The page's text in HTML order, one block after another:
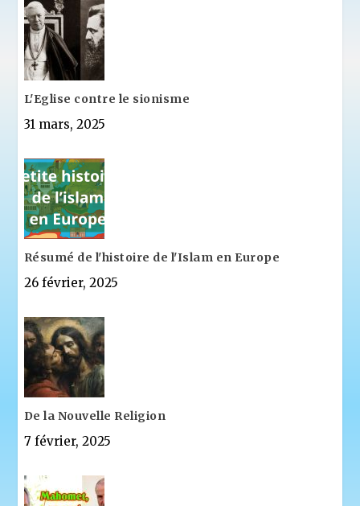
L'Eglise contre le sionisme
31 mars, 2025
Résumé de l'histoire de l'Islam en Europe
26 février, 2025
De la Nouvelle Religion
7 février, 2025